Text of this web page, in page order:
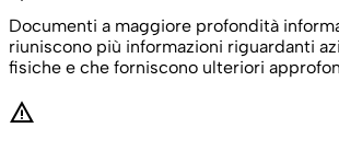
Documenti a maggiore profondità
riuniscono più informazioni riguardanti
fisiche e che forniscono ulteriori
warning